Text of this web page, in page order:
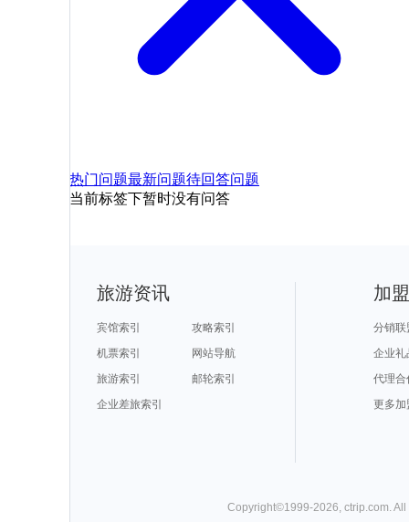
热门问题最新问题待回答问题
当前标签下暂时没有问答
旅游资讯
宾馆索引
攻略索引
机票索引
网站导航
旅游索引
邮轮索引
企业差旅索引
加
分销联
企业礼
代理合
更多加
Copyright©1999-2026, ctrip.com.